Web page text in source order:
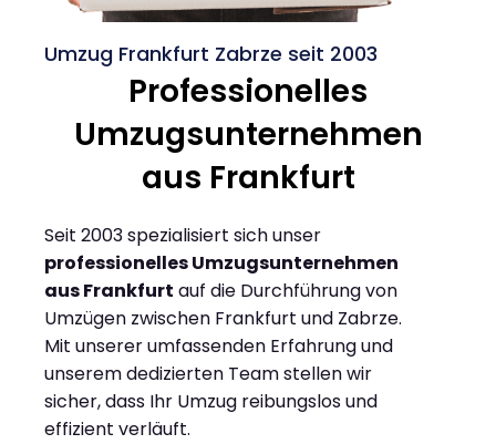
Umzug Frankfurt Zabrze seit 2003
Professionelles
Umzugsunternehmen
aus Frankfurt
Seit 2003 spezialisiert sich unser
professionelles Umzugsunternehmen
aus Frankfurt auf die Durchführung von
Umzügen zwischen Frankfurt und Zabrze.
Mit unserer umfassenden Erfahrung und
unserem dedizierten Team stellen wir
sicher, dass Ihr Umzug reibungslos und
effizient verläuft.